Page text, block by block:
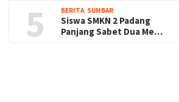
5 BERITA, SUMBAR
Siswa SMKN 2 Padang
Panjang Sabet Dua Me…